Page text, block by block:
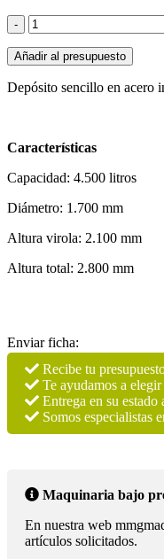
DEPÓSITO
4.500L
BLANCO
cantidad
Añadir al presupuesto
Depósito sencillo en acero
Características
Capacidad: 4.500 litros
Diámetro: 1.700 mm
Altura virola: 2.100 mm
Altura total: 2.800 mm
Enviar ficha:
Recibe tu
Te ayudamos a
Entrega en su estado
Somos especialistas
Maquinaria bajo
En nuestra web
artículos solicitados.